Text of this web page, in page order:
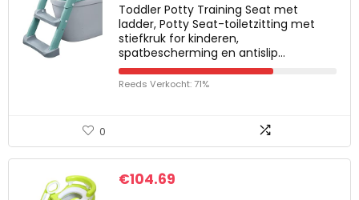
Toddler Potty Training Seat met
ladder, Potty Seat-toiletzitting met
stiefkruk for kinderen,
spatbescherming en antislip…
Reeds Verkocht: 71%
0
€104.69